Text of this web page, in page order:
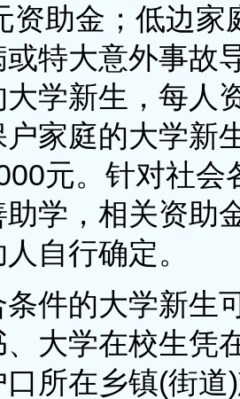
资助金；低边家
或特大意外事故
学新生，每人
户家庭的大学新
元。针对社会
助学，相关资助
自行确定。
的大学新生
大学在校生凭
所在乡镇(街道